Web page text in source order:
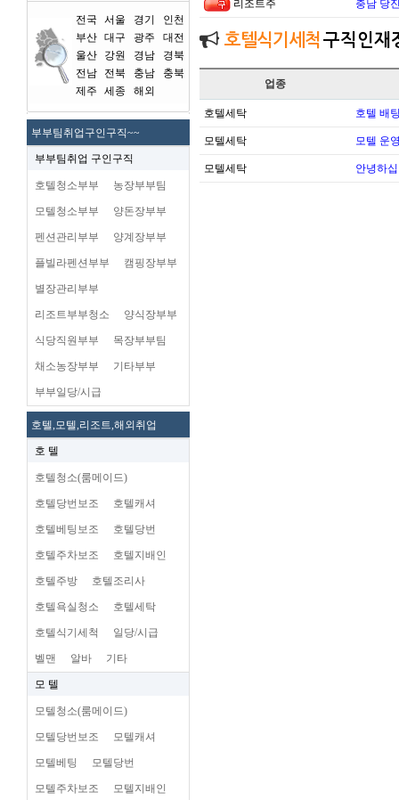
전국 서울 경기
인천
부산 대구 광주
대전
울산
강원 경남
경북
전남
전북 충남
충북
제주
세종 해외
부부팀취업구인구직~~
부부팀취업 구인구직
호텔청소부부 농장부부팀
모텔청소부부 양돈장부부
펜션관리부부 양계장부부
플빌라펜션부부 캠핑장부부
별장관리부부
리조트부부청소 양식장부부
식당직원부부 목장부부팀
채소농장부부 기타부부
부부일당/시급
호텔,모텔,리조트,해외취업
호 텔
호텔청소(룸메이드)
호텔당번보조 호텔캐셔
호텔베팅보조 호텔당번
호텔주차보조 호텔지배인
호텔주방 호텔조리사
호텔욕실청소 호텔세탁
호텔식기세척 일당/시급
벨맨 알바 기타
모 텔
모텔청소(룸메이드)
모텔당번보조 모텔캐셔
모텔베팅 모텔당번
모텔주차보조 모텔지배인
리조트주 충남 당
호텔식기세척 구직인재
업종
호텔세탁 호텔 배
모텔세탁 모텔 운
모텔세탁 안녕하